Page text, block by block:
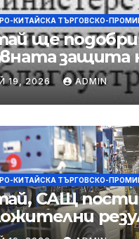
КИТАЙСКА ТЪРГОВСКО-
ще подобри
защита
върху
с
19, 2026 ADMIN
КИТАЙСКА ТЪРГОВСКО-
САЩ
и